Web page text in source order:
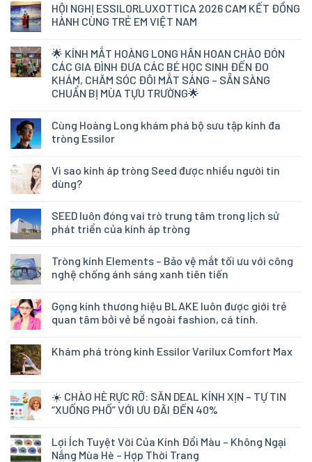
HỘI NGHỊ ESSILORLUXOTTICA 2026 CAM KẾT ĐỒNG
HÀNH CÙNG TRẺ EM VIỆT NAM
🌟 KÍNH MẮT HOÀNG LONG HÂN HOAN CHÀO ĐÓN
CÁC GIA ĐÌNH ĐƯA CÁC BÉ HỌC SINH ĐẾN ĐO
KHÁM, CHĂM SÓC ĐÔI MẮT SÁNG – SẴN SÀNG
CHUẨN BỊ MÙA TỰU TRƯỜNG🌟
Cùng Hoàng Long khám phá bộ sưu tập kính đa
tròng Essilor
Vì sao kính áp tròng Seed được nhiều người tin
dùng?
SEED luôn đóng vai trò trung tâm trong lịch sử
phát triển của kính áp tròng
Tròng kính Elements – Bảo vệ mắt tối ưu với công
nghệ chống ánh sáng xanh tiên tiến
Gọng kính thương hiệu BLAKE luôn được giới trẻ
quan tâm bởi vẻ bề ngoài fashion, cá tính.
Khám phá tròng kính Essilor Varilux Comfort Max
☀️ CHÀO HÈ RỰC RỠ: SĂN DEAL KÍNH XỊN – TỰ TIN
“XUỐNG PHỐ” VỚI ƯU ĐÃI ĐẾN 40%
Lợi Ích Tuyệt Vời Của Kính Đổi Màu – Không Ngại
Nắng Mùa Hè – Hợp Thời Trang